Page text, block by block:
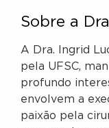
Sobre a
A Dra. Ingrid
pela UFSC,
profundo
envolvem a
paixão pela